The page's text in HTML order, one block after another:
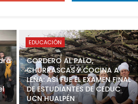
EDUCACIÓN
CORDERO AL PALO,
CHURRASCAS Y COCINA A
LEÑA: ASÍ FUE EL EXAMEN FINAL
DE ESTUDIANTES DE CEDUC
UCN HUALPÉN